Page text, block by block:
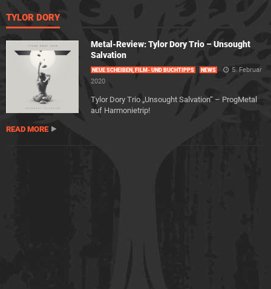
TYLOR DORY
Metal-Review: Tylor Dory Trio – Unsought
Salvation
NEUE SCHEIBEN, FILM- UND BUCHTIPPS NEWS
5. Februar
2020
Tylor Dory Trio „Unsought Salvation“ – ProgMetal
auf Harmonietrip!
READ MORE